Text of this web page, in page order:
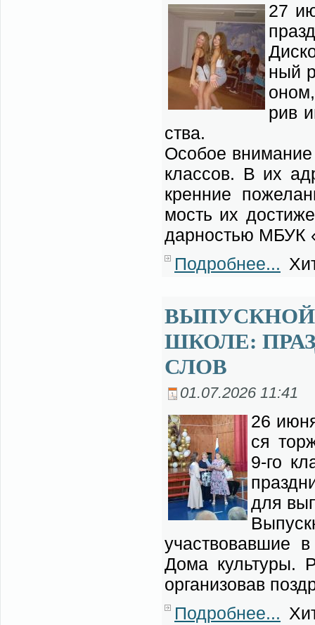
27
ный
рив
ства.
Осо­бое
клас­сов. В их
крен­ние
мость их
дар­но­стью МБУК
Подробнее...
ВЫПУСКНОЙ
ШКОЛЕ:
СЛОВ
01.07.2026 11:41
26
ся
9-го
для
участ­во­вав­шие
До­ма куль­ту­ры.
ор­га­ни­зо­вав
Подробнее...